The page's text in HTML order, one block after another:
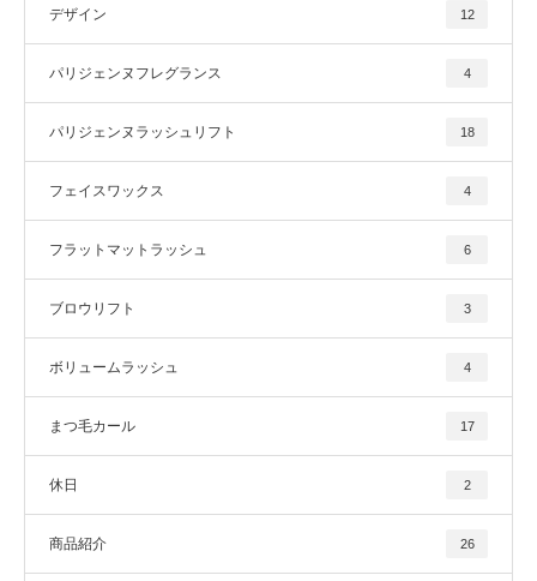
デザイン 12
パリジェンヌフレグランス 4
パリジェンヌラッシュリフト 18
フェイスワックス 4
フラットマットラッシュ 6
ブロウリフト 3
ボリュームラッシュ 4
まつ毛カール 17
休日 2
商品紹介 26